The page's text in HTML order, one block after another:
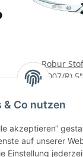
& Co nutzen
akzeptieren“
auf unserer
Einstellung
Robur
(2007/R)